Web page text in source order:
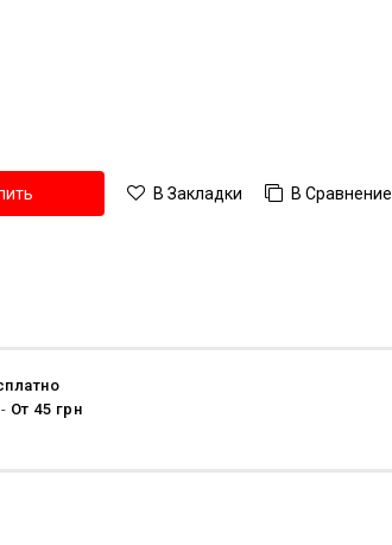
В Закладки В Сравнение
От 45 грн